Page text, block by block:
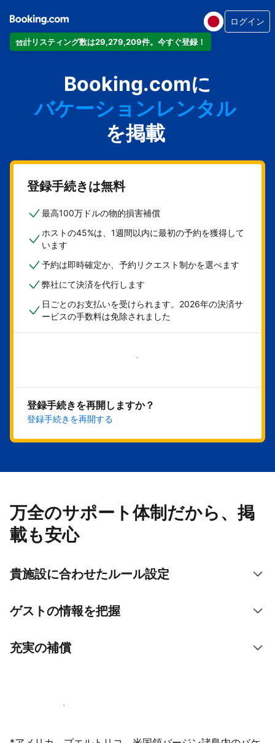
合計リスティング数は29,279,209件。今すぐ登録！
ログイン
Booking.comに
アパートメント
ホテル
バケーションレンタル
ゲストハウス
旅館
を掲載
登録手続きは無料
最高100万ドルの物的損害補償
ホストの45%は、1週間以内に最初の予約を獲得して
います
予約は即時確定か、予約リクエスト制かを選べます
弊社にて決済を代行します
日ごとのお支払いを受けられます。2026年の決済サ
ービスの手数料は免除されました
今すぐ始める
登録手続きを再開しますか？
登録手続きを再開する
万全のサポート体制だから、掲
載も安心
貴施設に合わせたルール設定
ゲストの情報を把握
充実の補償
今すぐ掲載登録する